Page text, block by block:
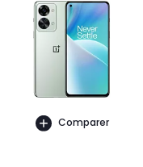
Comparer